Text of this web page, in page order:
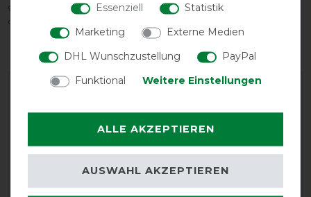
geschoren/ungeschoren - Sonnenschein - Feuchtigkeit - Wind - Aktivität
des Pferdes
EXCELLENT
Essenziell
Statistik
Marketing
Externe Medien
DHL Wunschzustellung
PayPal
Funktional
Weitere Einstellungen
ALLE AKZEPTIEREN
AUSWAHL AKZEPTIEREN